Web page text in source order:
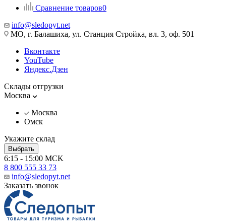
Сравнение товаров0
info@sledopyt.net
МО, г. Балашиха, ул. Станция Стройка, вл. 3, оф. 501
Вконтакте
YouTube
Яндекс.Дзен
Склады отгрузки
Москва
Москва
Омск
Укажите склад
Выбрать
6:15 - 15:00 MCK
8 800 555 33 73
info@sledopyt.net
Заказать звонок